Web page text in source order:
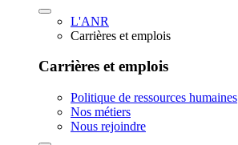
L'ANR
Carrières et emplois
Carrières et emplois
Politique de ressources humaines
Nos métiers
Nous rejoindre